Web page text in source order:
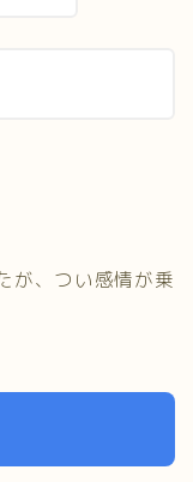
が、つい感情が乗